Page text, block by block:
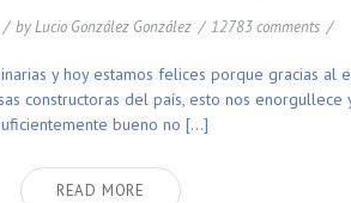
/ byLucio González González / 12783 comments /
y hoy estamos felices porque gracias
constructoras del país, esto nos
bueno no […]
READ MORE